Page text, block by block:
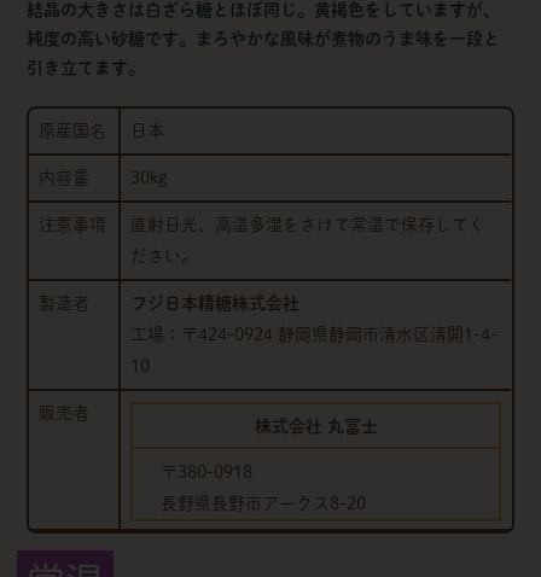
結晶の大きさは白ざら糖とほぼ同じ。黄褐色をしていますが、
純度の高い砂糖です。まろやかな風味が煮物のうま味を一段と
引き立てます。
原産国名 日本
内容量 30kg
注意事項
直射日光、高温多湿をさけて常温で保存してく
ださい。
製造者
フジ日本精糖株式会社
工場：〒424-0924 静岡県静岡市清水区清開1-4-
10
販売者
株式会社 丸冨士
〒380-0918
長野県長野市アークス8-20